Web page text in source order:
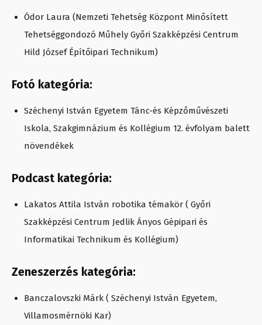
Ódor Laura (Nemzeti Tehetség Központ Minősített
Tehetséggondozó Műhely Győri Szakképzési Centrum
Hild József Építőipari Technikum)
Fotó kategória:
Széchenyi István Egyetem Tánc-és Képzőművészeti
Iskola, Szakgimnázium és Kollégium 12. évfolyam balett
növendékek
Podcast kategória:
Lakatos Attila István robotika témakör ( Győri
Szakképzési Centrum Jedlik Ányos Gépipari és
Informatikai Technikum és Kollégium)
Zeneszerzés kategória:
Banczalovszki Márk ( Széchenyi István Egyetem,
Villamosmérnöki Kar)